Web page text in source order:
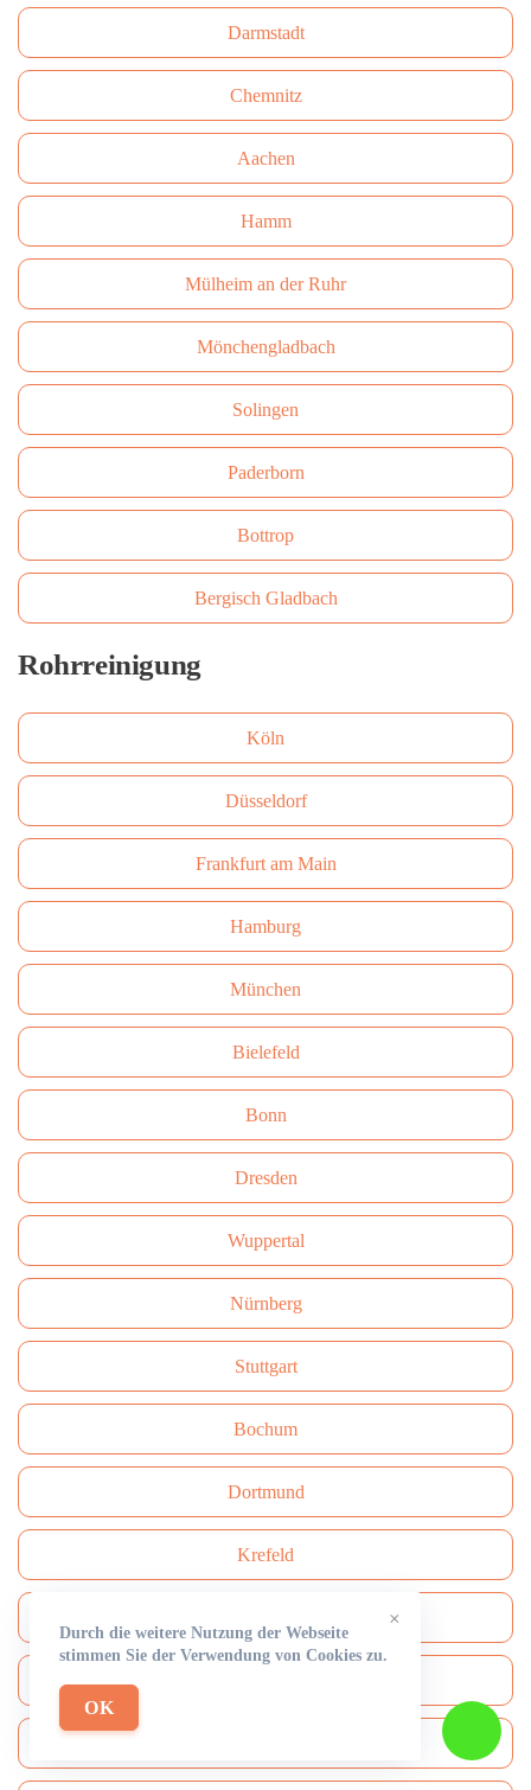
Darmstadt
Сhemnitz
Aachen
Hamm
Mülheim an der Ruhr
Mönchengladbach
Solingen
Paderborn
Bottrop
Bergisch Gladbach
Rohrreinigung
Köln
Düsseldorf
Frankfurt am Main
Hamburg
München
Bielefeld
Bonn
Dresden
Wuppertal
Nürnberg
Stuttgart
Bochum
Dortmund
Krefeld
×
Durch die weitere Nutzung der Webseite
stimmen Sie der Verwendung von Cookies zu.
OK